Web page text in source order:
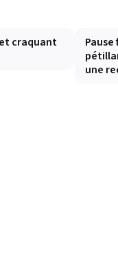
craquant
une